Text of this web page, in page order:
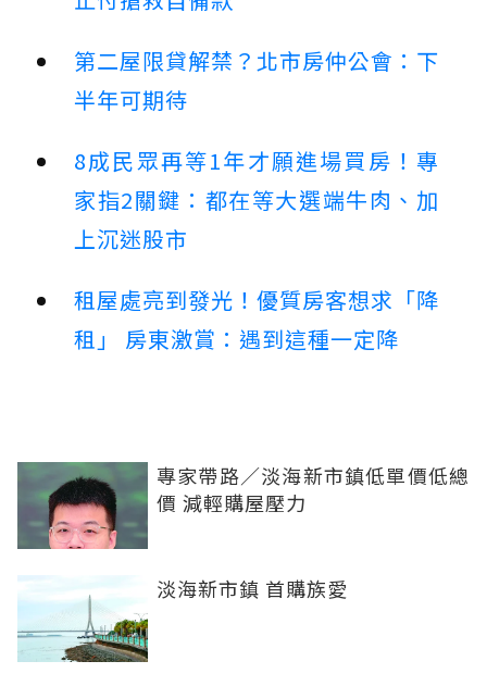
第二屋限貸解禁？北市房仲公會：下
半年可期待
8成民眾再等1年才願進場買房！專
家指2關鍵：都在等大選端牛肉、加
上沉迷股市
租屋處亮到發光！優質房客想求「降
租」 房東激賞：遇到這種一定降
專家帶路／淡海新市鎮低單價低總
價 減輕購屋壓力
淡海新市鎮 首購族愛